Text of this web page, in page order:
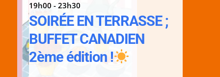
19h00 - 23h30
SOIRÉE EN TERRASSE ;
BUFFET CANADIEN
2ème édition !